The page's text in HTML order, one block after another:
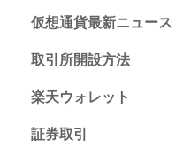
仮想通貨最新ニュース
取引所開設方法
楽天ウォレット
証券取引